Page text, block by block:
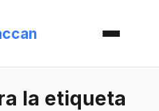
la etiqueta